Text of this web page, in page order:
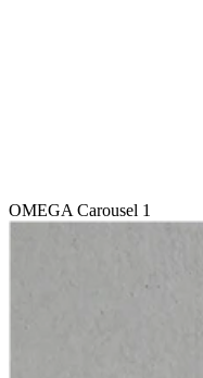
OMEGA Carousel 1